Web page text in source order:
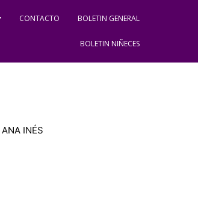
CONTACTO BOLETIN GENERAL
BOLETIN NIÑECES
ANA INÉS